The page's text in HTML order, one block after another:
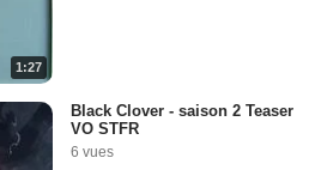
1:27
Black Clover - saison 2 Teaser
VO STFR
6 vues